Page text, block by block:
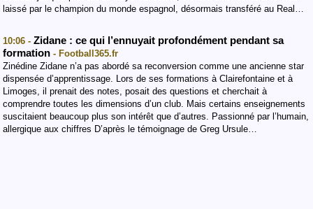
laissé par le champion du monde espagnol, désormais transféré au Real…
10:06 - Zidane : ce qui l’ennuyait profondément pendant sa
formation - Football365.fr
Zinédine Zidane n’a pas abordé sa reconversion comme une ancienne star
dispensée d’apprentissage. Lors de ses formations à Clairefontaine et à
Limoges, il prenait des notes, posait des questions et cherchait à
comprendre toutes les dimensions d’un club. Mais certains enseignements
suscitaient beaucoup plus son intérêt que d’autres. Passionné par l’humain,
allergique aux chiffres D’après le témoignage de Greg Ursule…